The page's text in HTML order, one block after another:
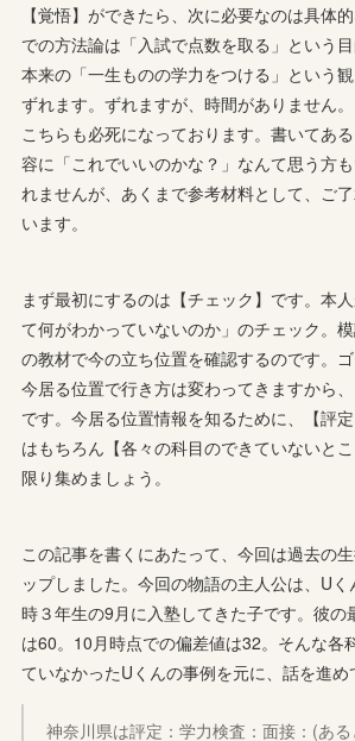
【覚悟】ができたら、次に必要なのは具体
での方法論は「入試で点数を取る」という目
本来の「一生ものの学力をつける」という
ずれます。ずれますが、時間がありません。
こちらも必死になっております。書いてあ
容に「これでいいのかな？」なんて思う方
れませんが、あくまで参考材料として、ご
います。
まず最初にするのは【チェック】です。本
て何がわかっていないのか」のチェック。
の教材で今の立ち位置を確認するのです。ゴ
今居る位置で行き方は変わってきますから
です。今居る位置情報を知るために、【評定
はもちろん【各々の科目のできていないと
限り集めましょう。
この記事を書くにあたって、今回は過去の
ップしました。今回の物語の主人公は、U
時３年生の9月に入塾してきた子です。彼の
は60。10月時点での偏差値は32。そんな各
ていなかったUくんの事例を元に、話を進め
神奈川県は評定：学力検査：面接：(あ